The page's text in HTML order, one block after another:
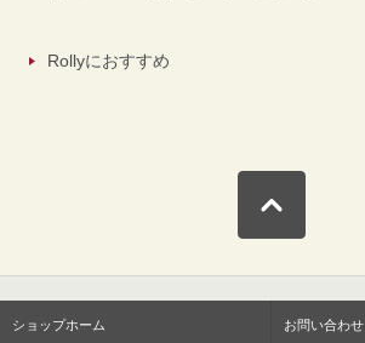
Rollyにおすすめ
ショップホーム お問い合わせ